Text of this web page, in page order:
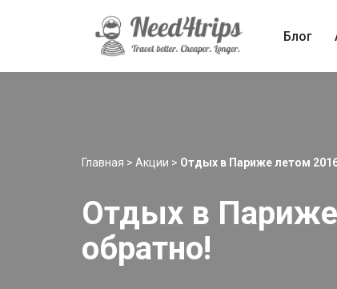
Блог
Главная > Акции > Отдых в Париже летом
Отдых в Париже
обратно!